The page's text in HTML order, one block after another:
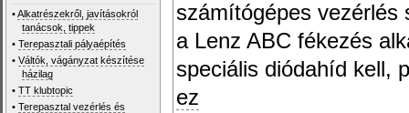
•Alkatrészekről, javításokról
tanácsok, tippek
•Terepasztali pályaépítés
•Váltók, vágányzat készítése
házilag
•TT klubtopic
•Terepasztal vezérlés és
számítógépes vezérlés
a Lenz ABC fékezés
speciális diódahíd kell,
ez